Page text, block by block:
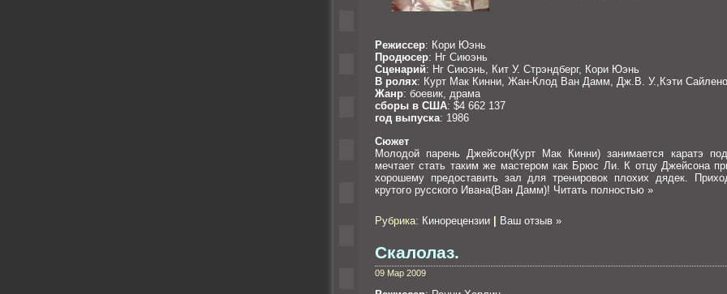
Режиссер: Кори Юэнь
Продюсер: Нг Сиюэнь
Сценарий: Нг Сиюэнь, Кит У. Стрэндберг, Кори Юэнь
В ролях: Курт Мак Кинни, Жан-Клод Ван Дамм, Дж.В. У.,Кэти
Жанр: боевик, драма
сборы в США: $4 662 137
год выпуска: 1986
Сюжет
Молодой парень Джейсон(Курт Мак Кинни) занимается каратэ
мечтает стать таким же мастером как Брюс Ли. К отцу Джейсона
хорошему предоставить зал для тренировок плохих дядек.
крутого русского Ивана(Ван Дамм)! Читать полностью »
Рубрика: Кинорецензии Ваш отзыв »
Скалолаз.
09 Мар 2009